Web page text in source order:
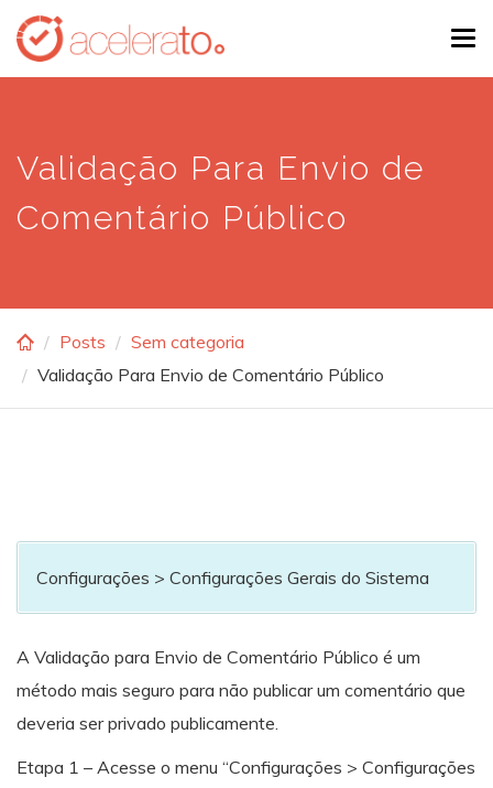
Skip
main
Validação Para Envio de
Comentário Público
Posts
Sem categoria
Validação Para Envio de Comentário Público
Configurações > Configurações Gerais do Sistema
A Validação para Envio de Comentário Público é um
método mais seguro para não publicar um comentário que
deveria ser privado publicamente.
Etapa 1 – Acesse o menu “Configurações > Configurações